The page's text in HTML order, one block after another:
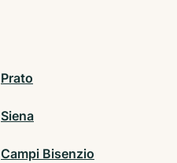
Prato
Siena
Campi Bisenzio